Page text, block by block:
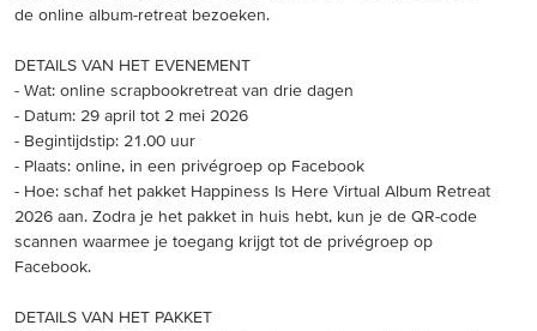
de online album-retreat bezoeken.
DETAILS VAN HET EVENEMENT
- Wat: online scrapbookretreat van drie dagen
- Datum: 29 april tot 2 mei 2026
- Begintijdstip: 21.00 uur
- Plaats: online, in een privégroep op Facebook
- Hoe: schaf het pakket Happiness Is Here Virtual Album Retreat
2026 aan. Zodra je het pakket in huis hebt, kun je de QR-code
scannen waarmee je toegang krijgt tot de privégroep op
Facebook.
DETAILS VAN HET PAKKET